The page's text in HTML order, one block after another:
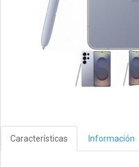
Características Información